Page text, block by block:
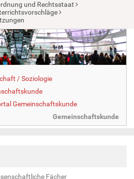
und Rechtsstaat
/ Soziologie
Gemeinschaftskunde
Gemeinschaftskunde
Fächer